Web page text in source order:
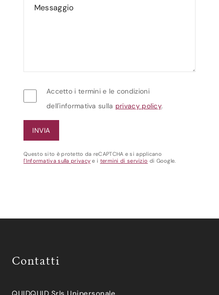
Accetto i termini e le condizioni
dell'informativa sulla privacy policy.
Questo sito è protetto da reCAPTCHA e si applicano
l'Informativa sulla privacy e i termini di servizio di Google.
Contatti